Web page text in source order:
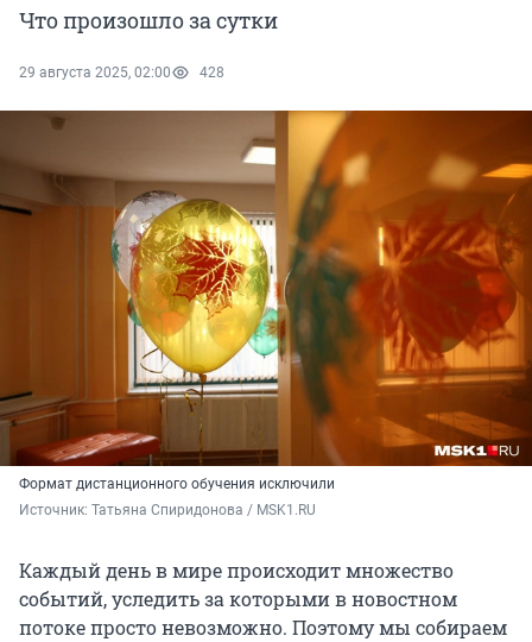
Что произошло за сутки
29 августа 2025, 02:00 428
Формат дистанционного обучения исключили
Источник: Татьяна Спиридонова / MSK1.RU
Каждый день в мире происходит множество
событий, уследить за которыми в новостном
потоке просто невозможно. Поэтому мы собираем